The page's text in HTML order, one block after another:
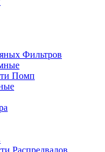
Фильтров
Помп
Распредвалов